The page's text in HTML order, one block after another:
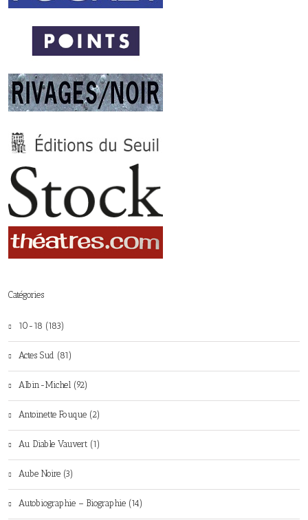
Catégories
10-18 (183)
Actes Sud (81)
Albin-Michel (92)
Antoinette Fouque (2)
Au Diable Vauvert (1)
Aube Noire (3)
Autobiographie – Biographie (14)